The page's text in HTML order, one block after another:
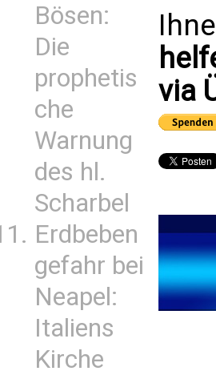
Bösen:
Die
prophetis
che
Warnung
des hl.
Scharbel
Erdbeben
gefahr bei
Neapel:
Italiens
Kirche
via